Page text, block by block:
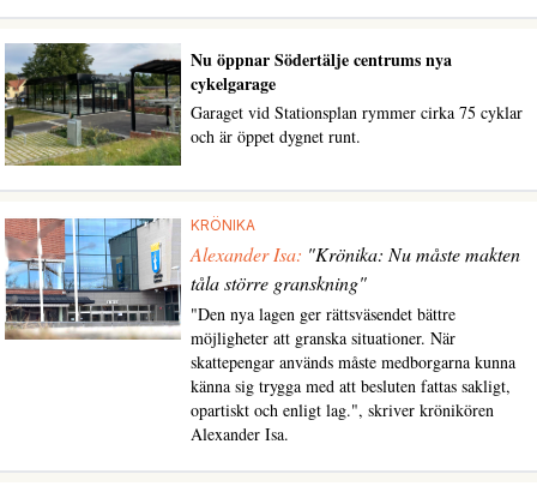
Nu öppnar Södertälje centrums nya
cykelgarage
Garaget vid Stationsplan rymmer cirka 75 cyklar
och är öppet dygnet runt.
KRÖNIKA
Alexander Isa: "Krönika: Nu måste makten
tåla större granskning"
"Den nya lagen ger rättsväsendet bättre
möjligheter att granska situationer. När
skattepengar används måste medborgarna kunna
känna sig trygga med att besluten fattas sakligt,
opartiskt och enligt lag.", skriver krönikören
Alexander Isa.